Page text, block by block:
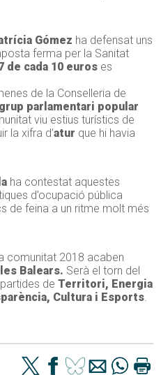
Gómez ha defensat uns
ferma per la Sanitat
de cada 10 euros es
de la Conselleria de
grup parlamentari popular
viu estius turístics de
la xifra d’atur que hi havia
ha contestat aquestes
d’ocupació pública
de feina a un ritme molt més
comunitat 2018 acaben
Balears. Serà el torn del
deTerritori, Energia
Cultura i Esports.